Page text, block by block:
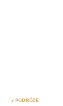
PODRÓŻE